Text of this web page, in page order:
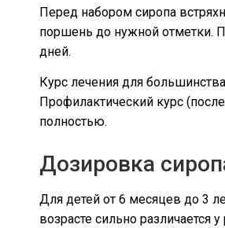
Перед набором сиропа
поршень до нужной отметки.
дней.
Курс лечения для
Профилактический курс
полностью.
Дозировка
Для детей от 6 месяцев до 3
возрасте сильно